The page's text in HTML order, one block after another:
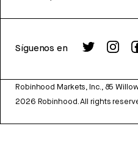
Síguenos en
Robinhood Markets, Inc., 85
2026 Robinhood. All rights